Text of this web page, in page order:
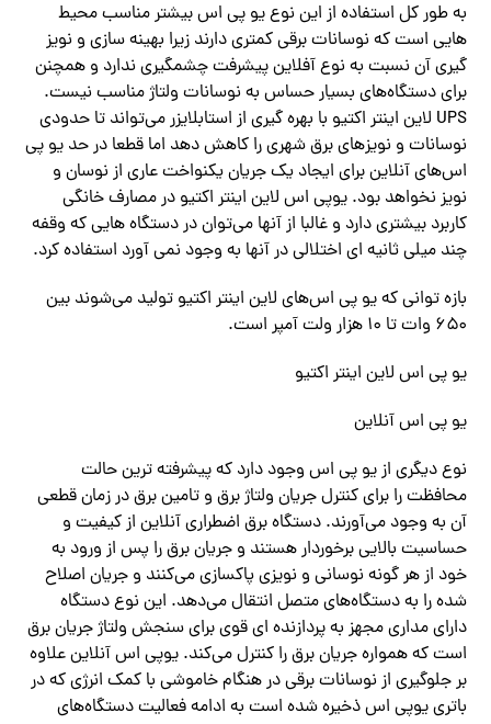
به طور کل استفاده از این نوع یو پی اس بیشتر مناسب محیط
هایی است که نوسانات برقی کمتری دارند زیرا بهینه سازی و نویز
گیری آن نسبت به نوع آفلاین پیشرفت چشمگیری ندارد و همچنن
برای دستگاه‌های بسیار حساس به نوسانات ولتاژ مناسب نیست.
UPS لاین اینتر اکتیو با بهره گیری از استابلایزر‌ می‌تواند تا حدودی
نوسانات و نویزهای برق شهری را کاهش دهد اما قطعا در حد یو پی
اس‌های آنلاین برای ایجاد یک جریان یکنواخت عاری از نوسان و
نویز نخواهد بود. یوپی اس لاین اینتر اکتیو در مصارف خانگی
کاربرد بیشتری دارد و غالبا از آنها‌ می‌توان در دستگاه هایی که وقفه
چند میلی ثانیه ای اختلالی در آنها به وجود نمی آورد استفاده کرد.
بازه توانی که یو پی اس‌های لاین اینتر اکتیو تولید‌ می‌شوند بین
۶۵۰ وات تا ۱۰ هزار ولت آمپر است.
یو پی اس لاین اینتر اکتیو
یو پی اس آنلاین
نوع دیگری از یو پی اس وجود دارد که پیشرفته ترین حالت
محافظت را برای کنترل جریان ولتاژ برق و تامین برق در زمان قطعی
آن به وجود‌ می‌آورند. دستگاه برق اضطراری آنلاین از کیفیت و
حساسیت بالایی برخوردار هستند و جریان برق را پس از ورود به
خود از هر گونه نوسانی و نویزی پاکسازی‌ می‌کنند و جریان اصلاح
شده را به دستگاه‌های متصل انتقال‌ می‌دهد. این نوع دستگاه
دارای مداری مجهز به پردازنده ای قوی برای سنجش ولتاژ جریان برق
است که همواره جریان برق را کنترل‌ می‌کند. یوپی اس آنلاین علاوه
بر جلوگیری از نوسانات برقی در هنگام خاموشی با کمک انرژی که در
باتری یوپی اس ذخیره شده است به ادامه فعالیت دستگاه‌های